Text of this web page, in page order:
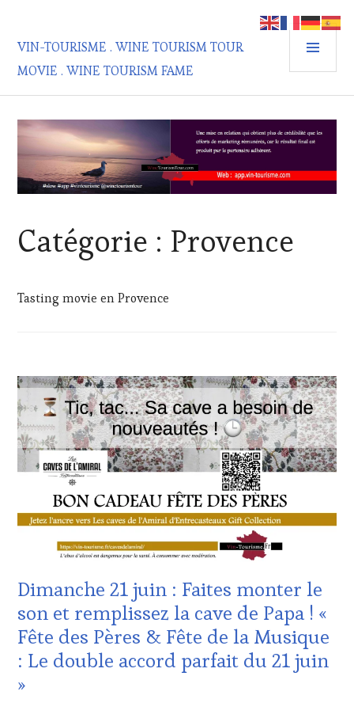
contenu
principal
VIN-TOURISME . WINE TOURISM TOUR
MOVIE . WINE TOURISM FAME
Catégorie : Provence
Tasting movie en Provence
CLUB
:
WINE
TASTING
VOUCHER,
CÔTES-
PROVENCE,
DOMAINE
VITICOLE,
ADHÉRENT,
INVITATIONS
DÉGUSTATIONS,
WINE
TASTING,
JEU,
MÉDIAS,
Dimanche 21 juin : Faites monter le
son et remplissez la cave de Papa ! «
Fête des Pères & Fête de la Musique
: Le double accord parfait du 21 juin
»